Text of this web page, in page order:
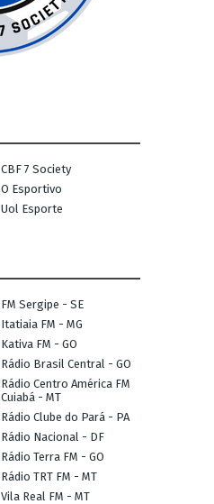
CBF 7 Society
O Esportivo
Uol Esporte
FM Sergipe - SE
Itatiaia FM - MG
Kativa FM - GO
Rádio Brasil Central - GO
Rádio Centro América FM
Cuiabá - MT
Rádio Clube do Pará - PA
Rádio Nacional - DF
Rádio Terra FM - GO
Rádio TRT FM - MT
Vila Real FM - MT